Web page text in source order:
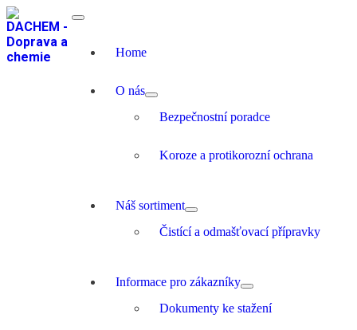
Home
O nás
Bezpečnostní poradce
Koroze a protikorozní ochrana
Náš sortiment
Čistící a odmašťovací přípravky
Informace pro zákazníky
Dokumenty ke stažení